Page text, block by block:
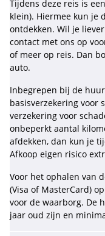
Tijdens deze reis is
klein). Hiermee kun je
ontdekken. Wil je
contact met ons op
of meer op reis. Dan
auto.
Inbegrepen bij de
basisverzekering voor
verzekering voor
onbeperkt aantal
afdekken, dan kun je
Afkoop eigen risico
Voor het ophalen van
(Visa of MasterCard)
voor de waarborg. De
jaar oud zijn en